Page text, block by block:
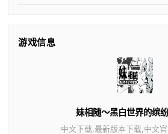
游戏信息
妹相随～黑白世界的缤
中文下载,最新版本下载,中文